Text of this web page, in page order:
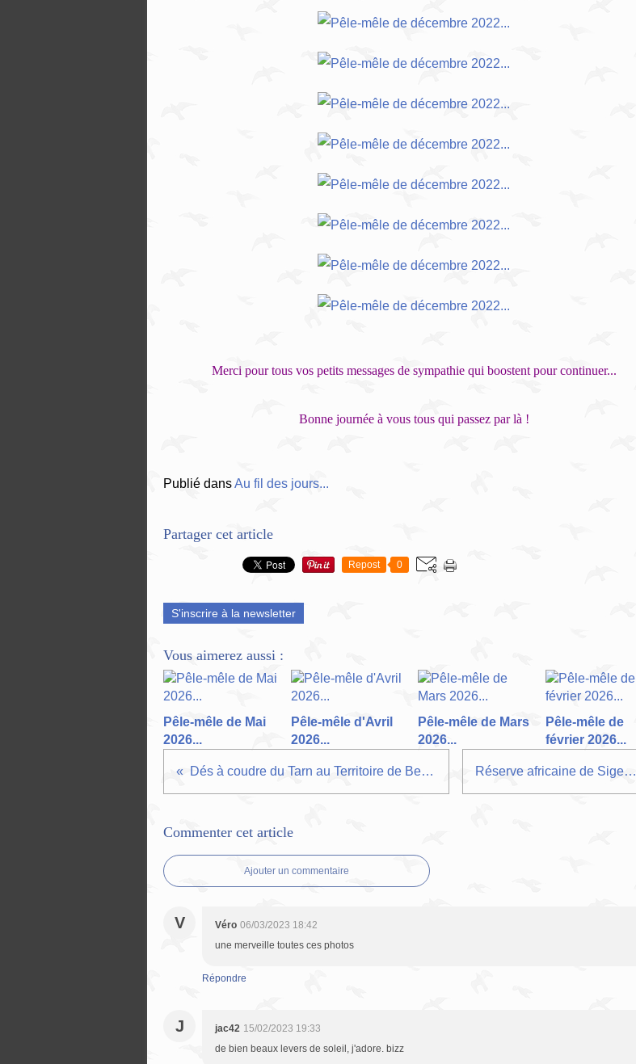
Merci pour tous vos petits messages de sympathie qui boostent pour continuer...
Bonne journée à vous tous qui passez par là !
Publié dansAu fil des jours...
Partager cet article
Repost 0
S'inscrire à la newsletter
Vous aimerez aussi :
Pêle-mêle de Mai
2026...
Pêle-mêle d'Avril
2026...
Pêle-mêle de Mars
2026...
Pêle-mêle de
février 2026...
Dés à coudre du Tarn au Territoire de Belfort... Réserve africaine de Sigean...
Commenter cet article
Ajouter un commentaire
V Véro 06/03/2023 18:42
une merveille toutes ces photos
Répondre
J jac42 15/02/2023 19:33
de bien beaux levers de soleil, j'adore. bizz